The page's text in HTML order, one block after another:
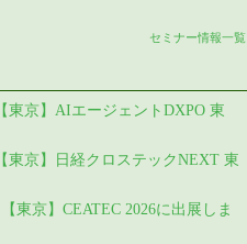
セミナー情報一覧
【東京】AIエージェントDXPO 東
【東京】日経クロステックNEXT 東
【東京】CEATEC 2026に出展しま